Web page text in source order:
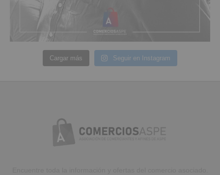
Cargar más Seguir en Instagram